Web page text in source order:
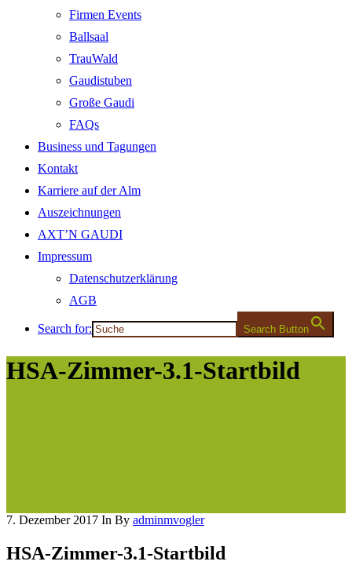
Firmen Events
Ballsaal
TrauWald
Gaudistuben
Große Gaudi
FAQs
Business und Tagungen
Kontakt
Karriere auf der Alm
Auszeichnungen
AXT’N GAUDI
Impressum
Datenschutzerklärung
AGB
Search for: Search Button
HSA-Zimmer-3.1-Startbild
7. Dezember 2017 In By adminmvogler
HSA-Zimmer-3.1-Startbild